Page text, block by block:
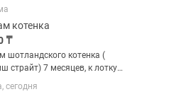
бак воды надолго хватает....
котенка
₸
шотландского котенка (
страйт) 7 месяцев, к лотку
к корму не привередлив. В
отдам принадлежности. Более
сегодня